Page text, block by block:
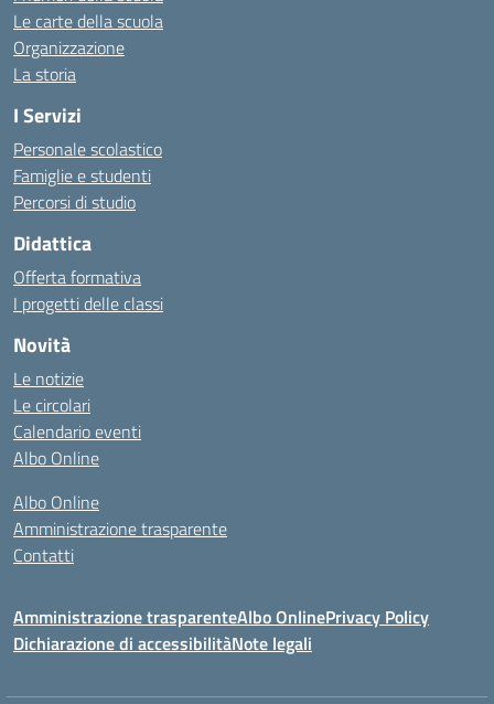
Le carte della scuola
Organizzazione
La storia
I Servizi
Personale scolastico
Famiglie e studenti
Percorsi di studio
Didattica
Offerta formativa
I progetti delle classi
Novità
Le notizie
Le circolari
Calendario eventi
Albo Online
Albo Online
Amministrazione trasparente
Contatti
Amministrazione trasparenteAlbo OnlinePrivacy Policy
Dichiarazione di accessibilitàNote legali